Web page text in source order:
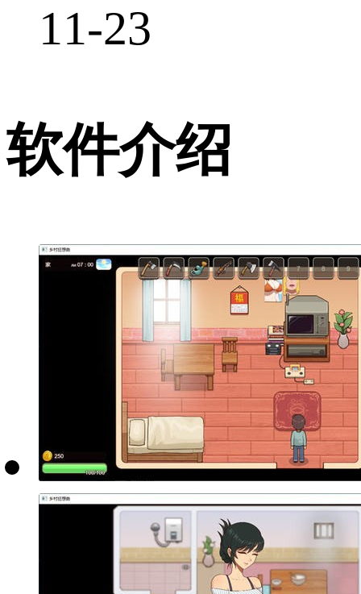
11-23
软件介绍